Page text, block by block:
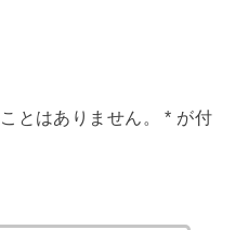
とはありません。 * が付